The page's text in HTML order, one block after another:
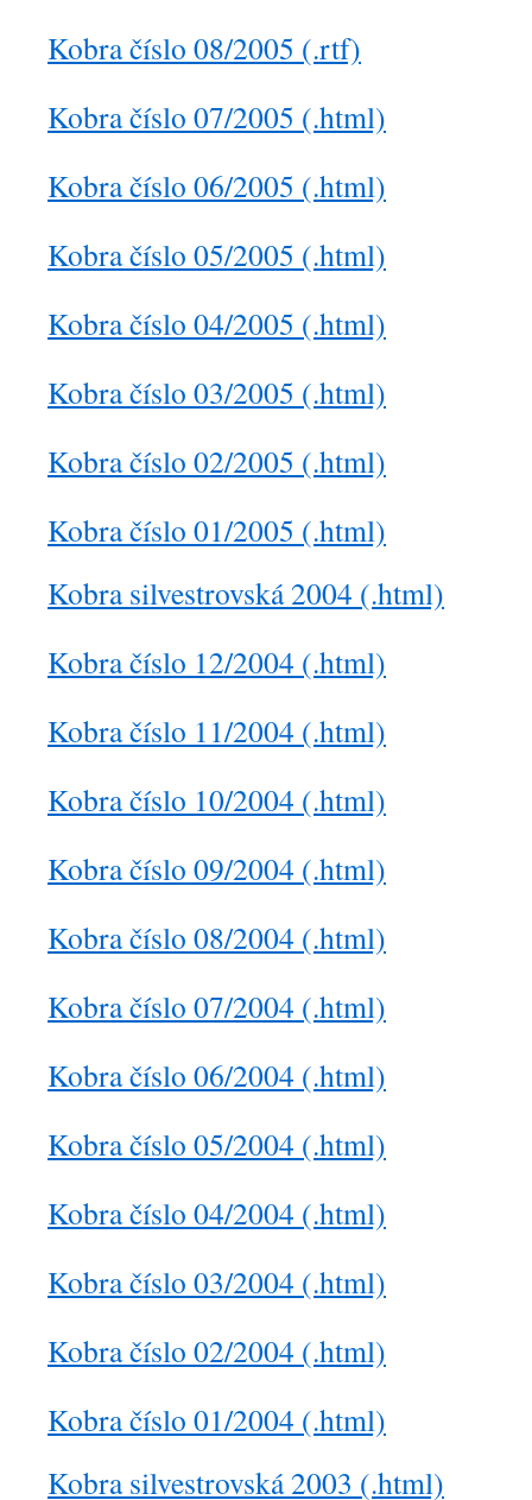
Kobra číslo 08/2005 (.rtf)
Kobra číslo 07/2005 (.html)
Kobra číslo 06/2005 (.html)
Kobra číslo 05/2005 (.html)
Kobra číslo 04/2005 (.html)
Kobra číslo 03/2005 (.html)
Kobra číslo 02/2005 (.html)
Kobra číslo 01/2005 (.html)
Kobra silvestrovská 2004 (.html)
Kobra číslo 12/2004 (.html)
Kobra číslo 11/2004 (.html)
Kobra číslo 10/2004 (.html)
Kobra číslo 09/2004 (.html)
Kobra číslo 08/2004 (.html)
Kobra číslo 07/2004 (.html)
Kobra číslo 06/2004 (.html)
Kobra číslo 05/2004 (.html)
Kobra číslo 04/2004 (.html)
Kobra číslo 03/2004 (.html)
Kobra číslo 02/2004 (.html)
Kobra číslo 01/2004 (.html)
Kobra silvestrovská 2003 (.html)